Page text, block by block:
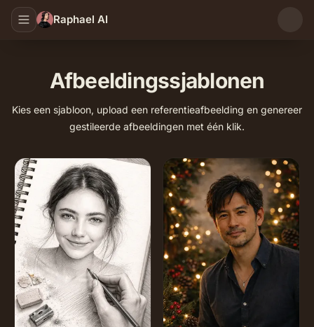
Raphael AI
Afbeeldingssjablonen
Kies een sjabloon, upload een referentieafbeelding en genereer
gestileerde afbeeldingen met één klik.